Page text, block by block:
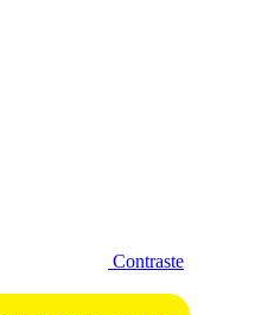
Contraste